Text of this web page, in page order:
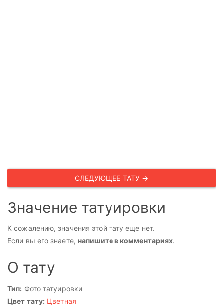
СЛЕДУЮЩЕЕ ТАТУ →
Значение татуировки
К сожалению, значения этой тату еще нет.
Если вы его знаете, напишите в комментариях.
О тату
Тип: Фото татуировки
Цвет тату: Цветная